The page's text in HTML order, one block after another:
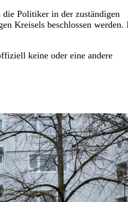
die Politiker in der zuständigen
Kreisels beschlossen werden.
keine oder eine andere